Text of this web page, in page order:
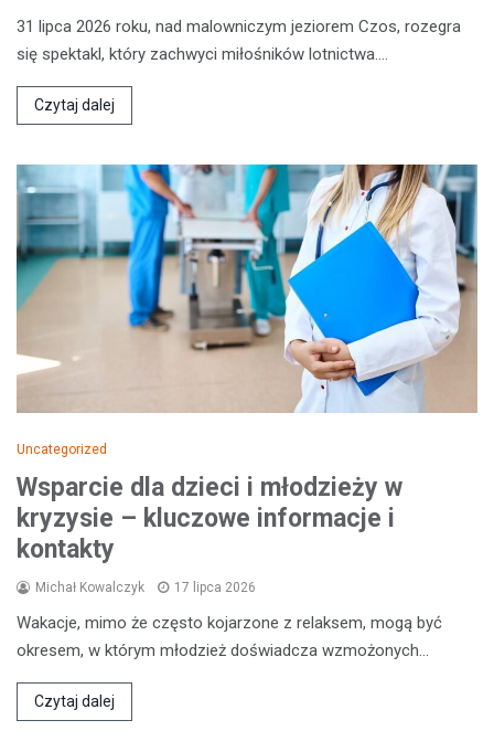
31 lipca 2026 roku, nad malowniczym jeziorem Czos, rozegra
się spektakl, który zachwyci miłośników lotnictwa.…
Czytaj dalej
Uncategorized
Wsparcie dla dzieci i młodzieży w
kryzysie – kluczowe informacje i
kontakty
Michał Kowalczyk 17 lipca 2026
Wakacje, mimo że często kojarzone z relaksem, mogą być
okresem, w którym młodzież doświadcza wzmożonych…
Czytaj dalej